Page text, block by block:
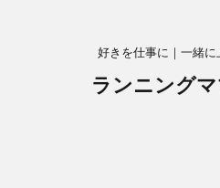
好きを仕事に｜一緒に
ランニング